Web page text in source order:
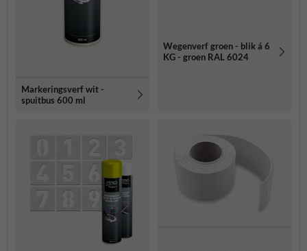
Markeringsverf wit -
spuitbus 600 ml
Wegenverf groen - blik á 6
KG - groen RAL 6024